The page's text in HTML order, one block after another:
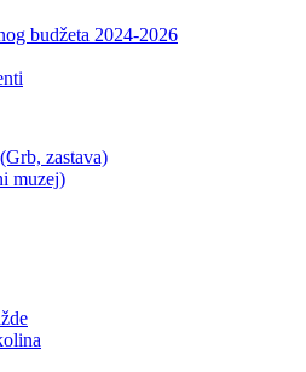
Vlade
budžeta 2024-2026
zastava)
muzej)